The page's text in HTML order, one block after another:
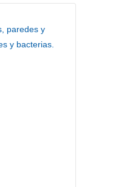
paredes y
y bacterias.